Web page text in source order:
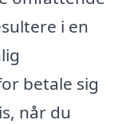
i en
betale sig
når du